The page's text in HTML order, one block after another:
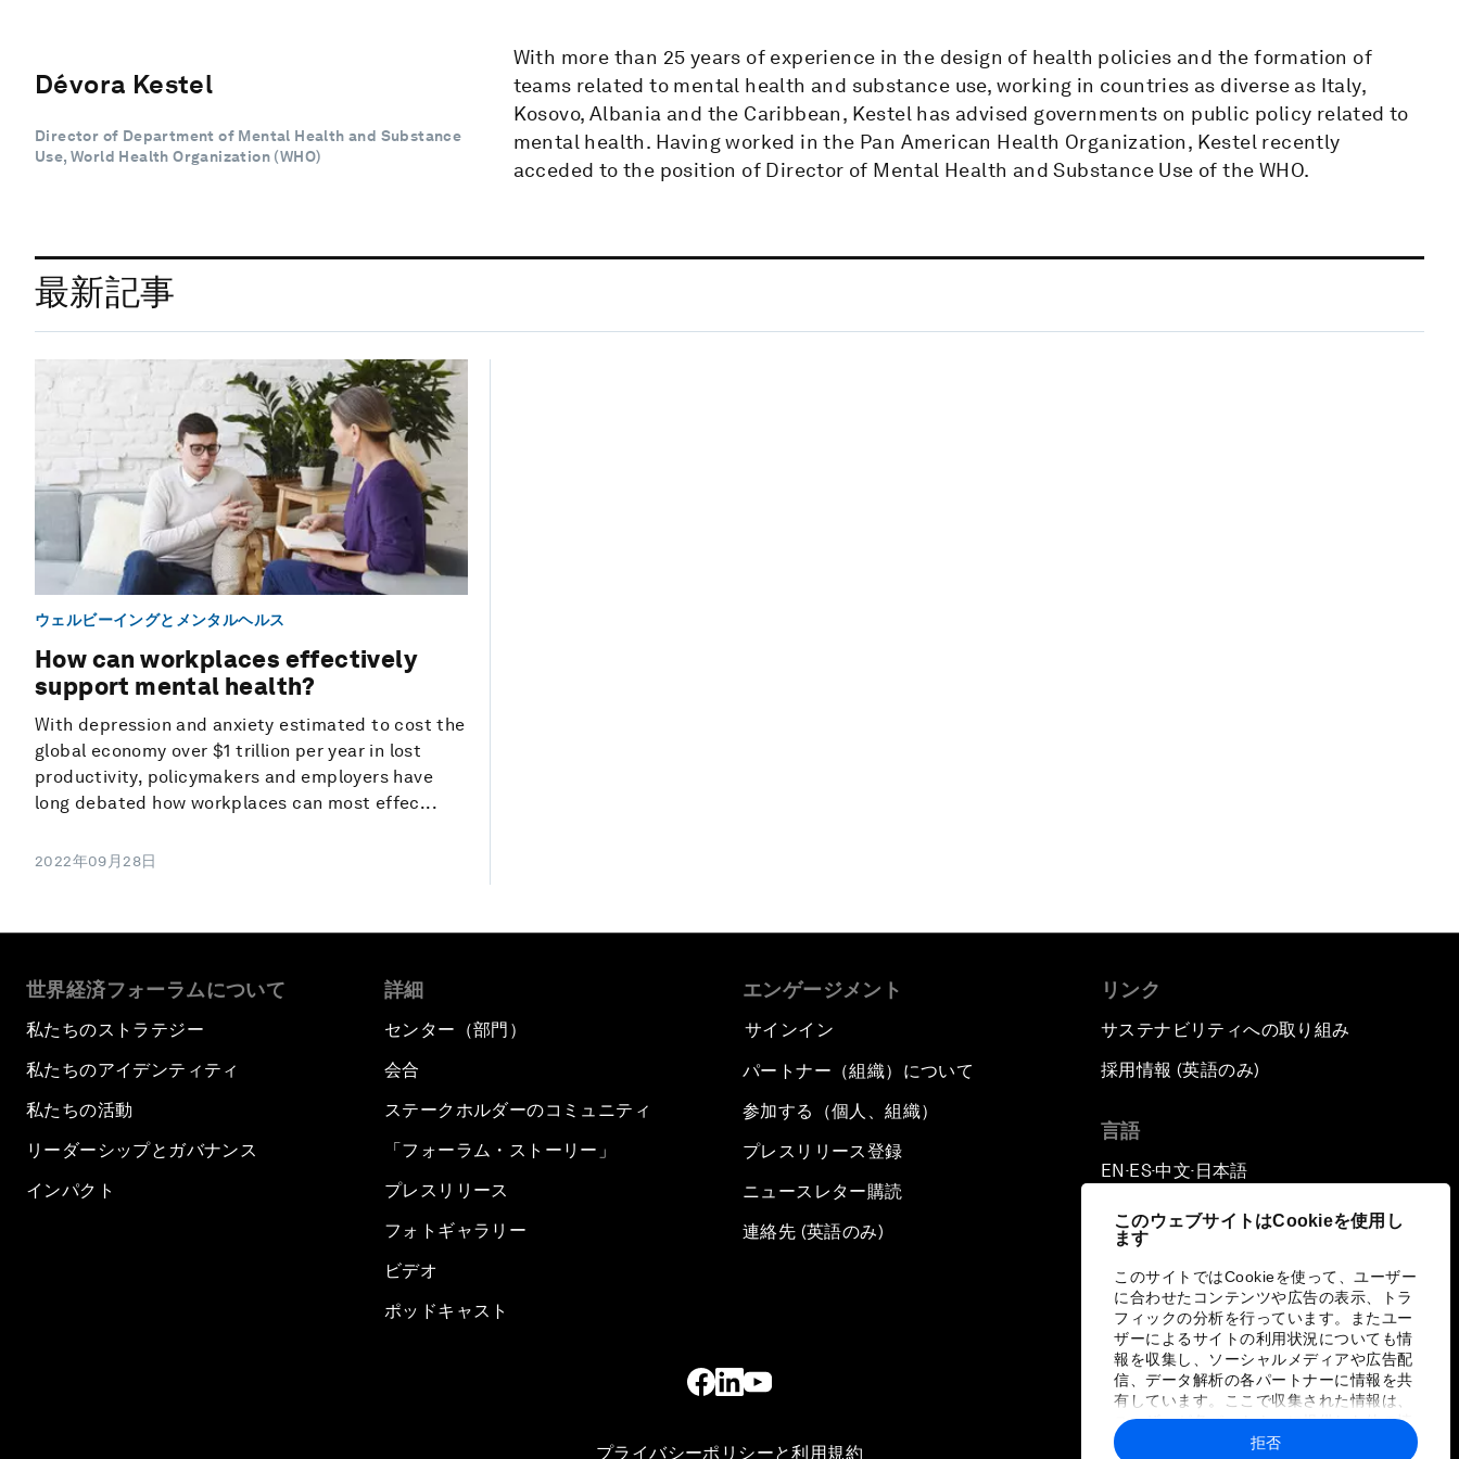
このウェブサイトはCookieを使用し
ます
このサイトではCookieを使って、ユーザー
に合わせたコンテンツや広告の表示、トラ
フィックの分析を行っています。またユー
ザーによるサイトの利用状況についても情
報を収集し、ソーシャルメディアや広告配
信、データ解析の各パートナーに情報を共
有しています。ここで収集された情報は、
ユーザーが各パートナーに提供した他の情
報や各パートナーのサービスを使用した際
拒否
Dévora Kestel
Director of Department of Mental Health and Substance
Use, World Health Organization (WHO)
With more than 25 years of experience in the design of health policies and the formation of
teams related to mental health and substance use, working in countries as diverse as Italy,
Kosovo, Albania and the Caribbean, Kestel has advised governments on public policy related to
mental health. Having worked in the Pan American Health Organization, Kestel recently
acceded to the position of Director of Mental Health and Substance Use of the WHO.
最新記事
ウェルビーイングとメンタルヘルス
How can workplaces effectively
support mental health?
With depression and anxiety estimated to cost the
global economy over $1 trillion per year in lost
productivity, policymakers and employers have
long debated how workplaces can most effec...
2022年09月28日
世界経済フォーラムについて
私たちのストラテジー
私たちのアイデンティティ
私たちの活動
リーダーシップとガバナンス
インパクト
詳細
センター（部門）
会合
ステークホルダーのコミュニティ
「フォーラム・ストーリー」
プレスリリース
フォトギャラリー
ビデオ
ポッドキャスト
エンゲージメント
サインイン
パートナー（組織）について
参加する（個人、組織）
プレスリリース登録
ニュースレター購読
連絡先 (英語のみ)
リンク
サステナビリティへの取り組み
採用情報 (英語のみ)
言語
EN ▪ ES▪中文▪ 日本語
プライバシーポリシーと利用規約